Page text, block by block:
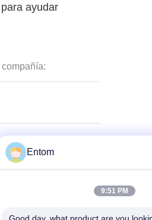
ayudar
Entom
9:51 PM